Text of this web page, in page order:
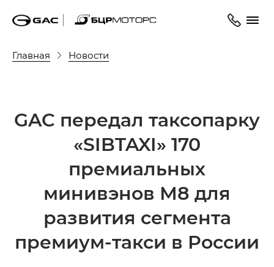
Главная Новости
GAC передал таксопарку
«SIBTAXI» 170
премиальных
минивэнов М8 для
развития сегмента
премиум-такси в России